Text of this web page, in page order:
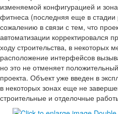
изменяемой конфигурацией и
фитнеса (последняя еще в стадии
сожалению в связи с тем, что
автоматизации корректировался
ходу строительства, в некоторых
расположение интерфейсов
но это не отменяет
проекта. Объект уже введен в
в некоторых зонах еще не
строительные и отделочные